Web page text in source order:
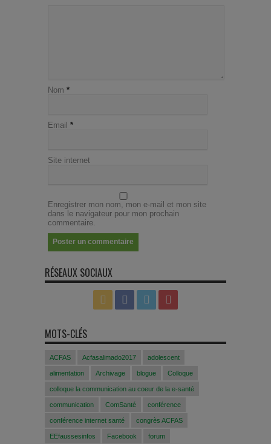
Nom *
Email *
Site internet
Enregistrer mon nom, mon e-mail et mon site
dans le navigateur pour mon prochain
commentaire.
RÉSEAUX SOCIAUX
MOTS-CLÉS
ACFAS Acfasalimado2017 adolescent
alimentation Archivage blogue Colloque
colloque la communication au coeur de la e-santé
communication ComSanté conférence
conférence internet santé congrès ACFAS
EEfaussesinfos Facebook forum